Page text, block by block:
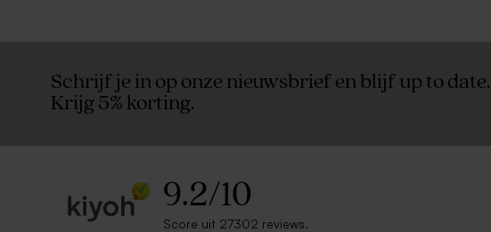
Schrijf je in op onze nieuwsbrief en blijf up to date.
Krijg 5% korting.
9.2/10
Score uit 27302 reviews.